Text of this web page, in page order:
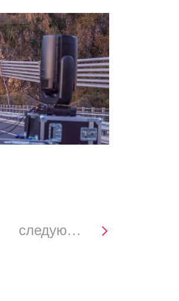
следующее